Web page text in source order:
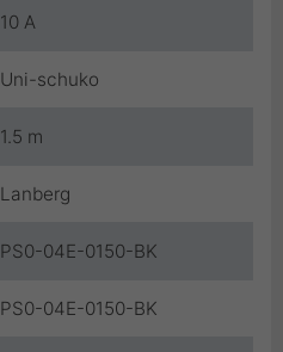
10 A
Uni-schuko
1.5 m
Lanberg
PS0-04E-0150-BK
PS0-04E-0150-BK